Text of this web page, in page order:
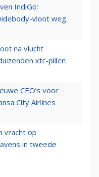
IndiGo:
vloot weg
na vlucht
xtc-pillen
CEO’s voor
City Airlines
vracht op
in tweede